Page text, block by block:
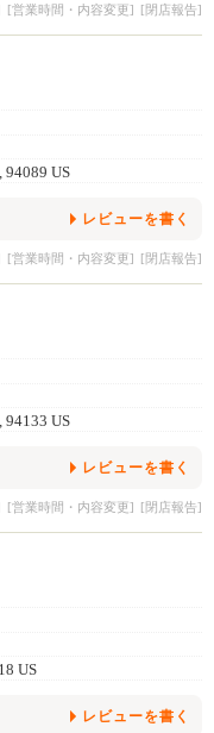
[営業時間・内容変更] [閉店報告]
94089 US
レビューを書く
[営業時間・内容変更] [閉店報告]
94133 US
レビューを書く
[営業時間・内容変更] [閉店報告]
US
レビューを書く